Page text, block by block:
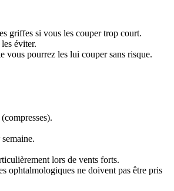
griffes si vous les couper trop court.
éviter.
vous pourrez les lui couper sans risque.
lors de vents forts.
ophtalmologiques ne doivent pas être pris